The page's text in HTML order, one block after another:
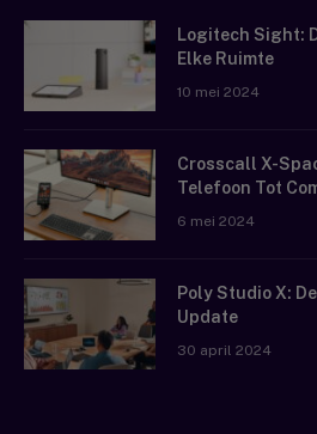
Logitech Sight:
Elke Ruimte
10 mei 2024
Crosscall X-
Telefoon Tot
6 mei 2024
Poly Studio X:
Update
30 april 2024